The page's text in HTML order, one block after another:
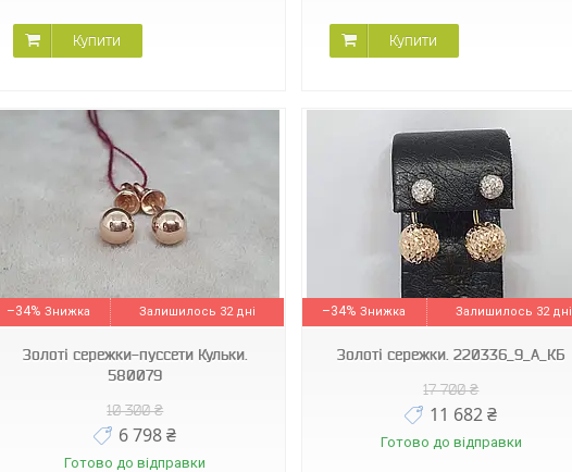
Купити Купити
–34%
Залишилось 32 дні
Золоті сережки-пуссети Кульки.
580079
10 300 ₴
6 798 ₴
Готово до відправки
220336_9_А_КБ
–34%
Залишилось 32 дні
Золоті сережки. 220336_9_А_КБ
17 700 ₴
11 682 ₴
Готово до відправки
СП132БИ